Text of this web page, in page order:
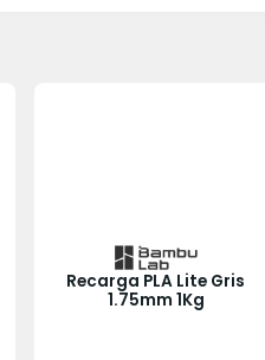
Recarga PLA Lite Gris
1.75mm 1Kg